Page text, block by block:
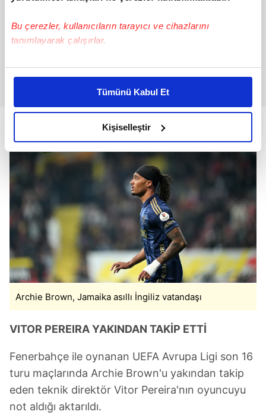
Bu çerezler, kullanıcıların tarayıcı ve cihazlarını
tanımlayarak çalışırlar.
Bu çerezlere izin vermeniz halinde sizlere özel
daha iyi reklam deneyimi yaşatabiliriz. Bunu yaparken
amacımızın size daha iyi bir reklam deneyimi sunmak
olduğunu ve sizlere en iyi içerikleri sunabilmek adına
elimizden gelen çabayı gösterdiğimizi ve bu noktada,
reklamların maliyetlerimizi karşılamak noktasında tek gelir
kalemimiz olduğunu sizlere hatırlatmak isteriz.
Her halükârda, kullanıcılar, bu çerezlere izin vermedikleri
takdirde, kullanıcılara hedefli reklamlar
gösterilmeyecektir."
Sizlere daha iyi bir hizmet sunabilmek için İnternet
Sitemizde kendimize ve üçüncü kişilere ait çerezler
kullanılmaktadır. Bu çerezler vasıtasıyla çeşitli kişisel
verileriniz işlenmekte olup gerekli olan çerezler bilgi
toplumu hizmetlerinin sunulması amacıyla
kullanılmaktadır. Diğer çerezler, sitemizin daha işlevsel
reklam/pazarlama faaliyetlerinin yapılması, amaçlarıyla
sınırlı olarak açık rızanız dahilinde kullanılacaktır.
Çerezlere ilişkin tercihlerinizi aşağıda yer alan panel
vasıtasıyla belirleyebilirsiniz. Çerezlere ilişkin detaylı bilgi
Tümünü Kabul Et
Kişiselleştir
Archie Brown, Jamaika asıllı İngiliz vatandaşı
VITOR PEREIRA YAKINDAN TAKİP ETTİ
Fenerbahçe ile oynanan UEFA Avrupa Ligi son 16
turu maçlarında Archie Brown'u yakından takip
eden teknik direktör Vitor Pereira'nın oyuncuyu
not aldığı aktarıldı.